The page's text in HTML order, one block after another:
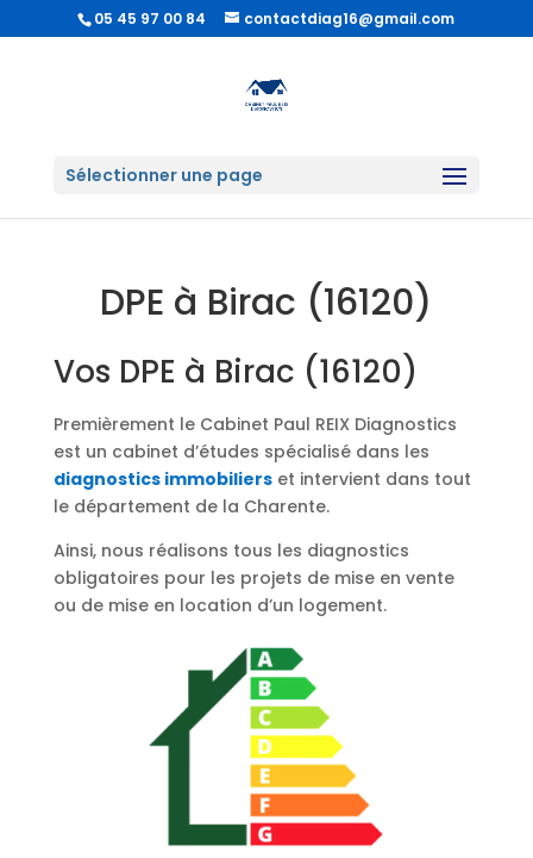
05 45 97 00 84 contactdiag16@gmail.com
Sélectionner une page
DPE à Birac (16120)
Vos DPE à Birac (16120)
Premièrement le Cabinet Paul REIX Diagnostics
est un cabinet d’études spécialisé dans les
diagnostics immobilierset intervient dans tout
le département de la Charente.
Ainsi, nous réalisons tous les diagnostics
obligatoires pour les projets de mise en vente
ou de mise en location d’un logement.